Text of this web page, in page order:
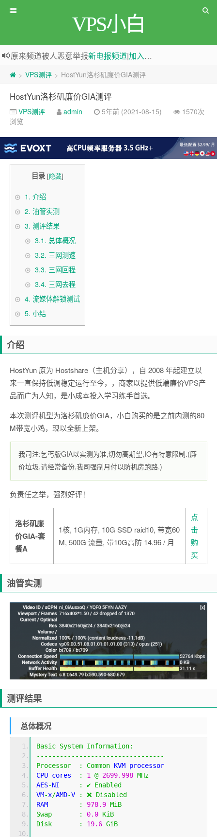
VPS小白
原来频道被人恶意举报新电报频道|加入电报群
greenwebpage|香港|日本|新加坡|美国等多地vps测评|移动直连|1Gbps带宽|年付€29
> VPS测评 > HostYun洛杉矶廉价GIA测评
HostYun洛杉矶廉价GIA测评
VPS测评 admin 5年前 (2021-08-15)
1570次
浏览
目录 [隐藏]
1. 介绍
2. 油管实测
3. 测评结果
3.1. 总体概况
3.2. 三网测速
3.3. 三网回程
3.4. 三网去程
4. 流媒体解锁测试
5. 小结
介绍
HostYun 原为 Hostshare（主机分享），自 2008 年起建立以
来一直保持低调稳定运行至今，，商家以提供低端廉价VPS产
品而广为人知，是小成本投入学习练手首选。
本次测评机型为洛杉矶廉价GIA，小白购买的是之前内测的80
M带宽小鸡，现以全新上架。
我司注:乞丐版GIA以实测为准,切勿高期望,IO有特意限制.(廉
价垃圾,请经常备份,我司强制月付以防机房跑路.)
负责任之举，强烈好评！
洛杉矶廉
价GIA-套
餐A
1核, 1G内存, 10G SSD raid10, 带宽60
M, 500G 流量, 带10G高防 14.96 / 月
点
击
购
买
油管实测
测评结果
总体概况
Basic System Information:
---------------------------------
Processor
: Common KVM processor
CPU cores
: 1 @ 2699.998 MHz
AES-NI : ✔ Enabled
VM-x/AMD-V : ❌
Disabled
RAM
: 978.9 MiB
Swap
: 0.0 KiB
Disk
: 19.6 GiB